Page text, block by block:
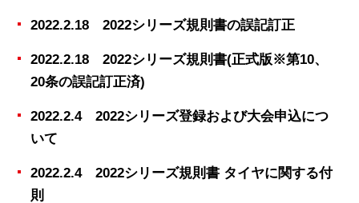
2022.2.18 2022シリーズ規則書の誤記訂正
2022.2.18 2022シリーズ規則書(正式版※第10、
20条の誤記訂正済)
2022.2.4 2022シリーズ登録および大会申込につ
いて
2022.2.4 2022シリーズ規則書 タイヤに関する付
則